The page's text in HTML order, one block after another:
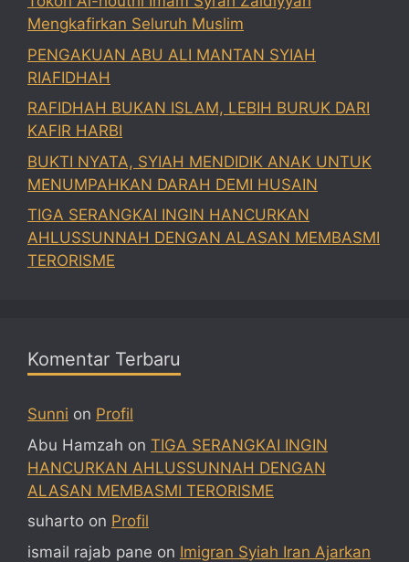
Mengkafirkan Seluruh Muslim
PENGAKUAN ABU ALI MANTAN SYIAH
RIAFIDHAH
RAFIDHAH BUKAN ISLAM, LEBIH BURUK DARI
KAFIR HARBI
BUKTI NYATA, SYIAH MENDIDIK ANAK UNTUK
MENUMPAHKAN DARAH DEMI HUSAIN
TIGA SERANGKAI INGIN HANCURKAN
AHLUSSUNNAH DENGAN ALASAN MEMBASMI
TERORISME
Komentar Terbaru
Sunni on Profil
Abu Hamzah on TIGA SERANGKAI INGIN
HANCURKAN AHLUSSUNNAH DENGAN
ALASAN MEMBASMI TERORISME
suharto on Profil
ismail rajab pane on Imigran Syiah Iran Ajarkan